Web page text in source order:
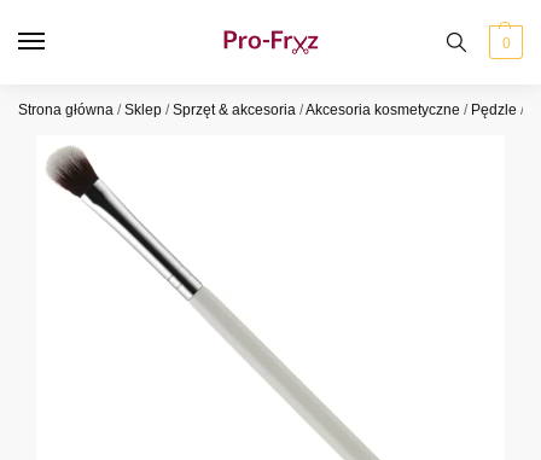
0
Strona główna /Sklep /Sprzęt & akcesoria /Akcesoria kosmetyczne / Pędzle /